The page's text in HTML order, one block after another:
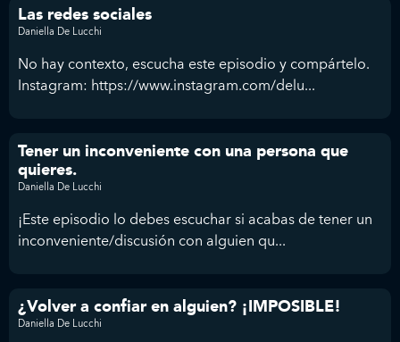
Las redes sociales
Daniella De Lucchi
No hay contexto, escucha este episodio y compártelo.
Instagram: https://www.instagram.com/delu...
Tener un inconveniente con una persona que
quieres.
Daniella De Lucchi
¡Este episodio lo debes escuchar si acabas de tener un
inconveniente/discusión con alguien qu...
¿Volver a confiar en alguien? ¡IMPOSIBLE!
Daniella De Lucchi